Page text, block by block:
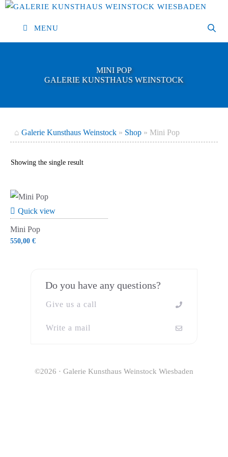
Skip
MENU
MINI POP
GALERIE KUNSTHAUS WEINSTOCK
⌂ Galerie Kunsthaus Weinstock » Shop » Mini Pop
Showing the single result
Quick view
Mini Pop
550,00 €
Do you have any questions?
Give us a call
Write a mail
©2026 · Galerie Kunsthaus Weinstock Wiesbaden